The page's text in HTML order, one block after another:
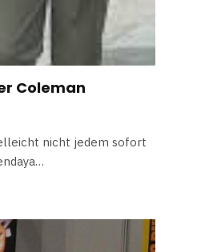
Coleman
nicht jedem sofort